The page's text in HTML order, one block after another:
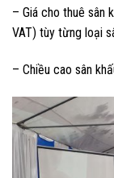
– Giá cho thuê sân
VAT) tùy từng loại
– Chiều cao sân